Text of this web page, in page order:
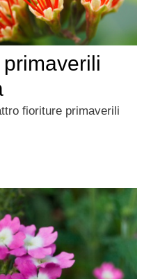
fioriture primaverili